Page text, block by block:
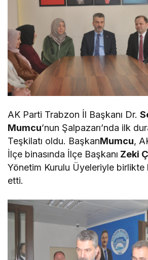
AK Parti Trabzon İl Başkanı Dr.
Mumcu’nun Şalpazarı’nda ilk
Teşkilatı oldu. BaşkanMumcu,
İlçe binasında İlçe Başkanı Zeki
Yönetim Kurulu Üyeleriyle
etti.